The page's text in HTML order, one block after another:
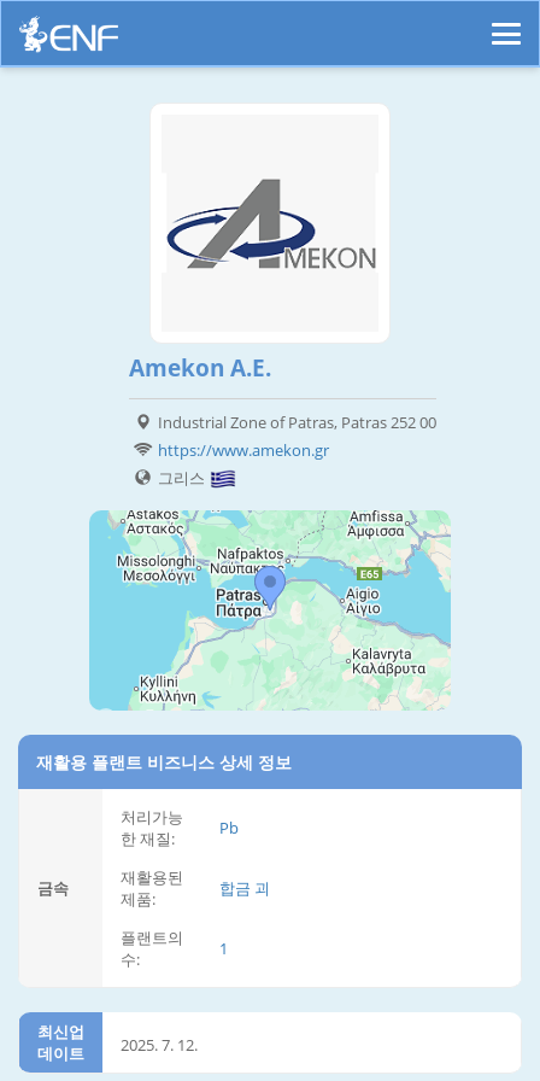
Amekon A.E.
Industrial Zone of Patras, Patras 252 00
https://www.amekon.gr
그리스
재활용 플랜트 비즈니스 상세 정보
금속
처리가능
한 재질:
Pb
재활용된
제품:
합금 괴
플랜트의
수:
1
최신업
데이트
2025. 7. 12.